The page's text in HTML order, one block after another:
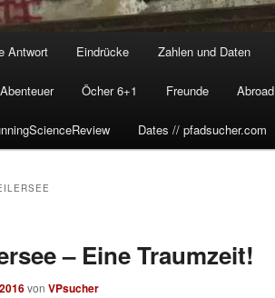
Antwort Eindrücke Zahlen und Daten
Öcher 6+1 Freunde Abroad
Dates // pfadsucher.com
– Eine Traumzeit!
von VPsucher